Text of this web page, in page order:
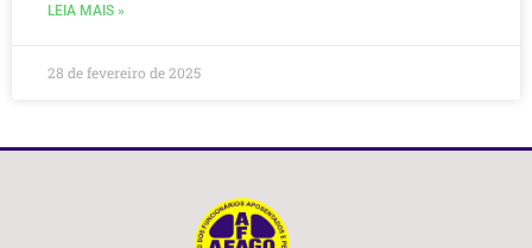
LEIA MAIS »
28 de fevereiro de 2025